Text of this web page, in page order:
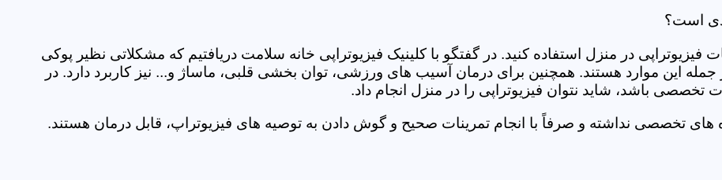
است؟
در منزل استفاده کنید. در گفتگو با کلینیک فیزیوتراپی خانه سلامت دریافتیم که مشکلاتی نظیر پوکی
این موارد هستند. همچنین برای درمان آسیب های ورزشی، توان بخشی قلبی، ماساژ و... نیز کاربرد دارد. در
تخصصی باشد، شاید نتوان فیزیوتراپی را در منزل انجام داد.
تخصصی نداشته و صرفاً با انجام تمرینات صحیح و گوش دادن به توصیه های فیزیوتراپ، قابل درمان هستند.